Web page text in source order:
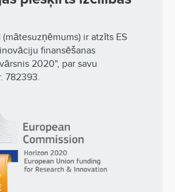
ir atzīts ES
finansēšanas
2020", par savu
782393.